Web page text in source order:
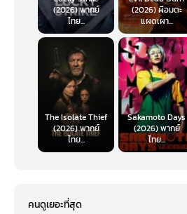
(2026) พากย์
ไทย...
(2026) ผีอมตะ
แผดเผา...
The Isolate Thief
(2026) พากย์
ไทย...
Sakamoto Days
(2026) พากย์
ไทย...
คนดูเยอะที่สุด